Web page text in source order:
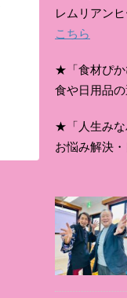
レムリアン
こちら
★「食材ぴか
食や日用品
★「人生みな
お悩み解決